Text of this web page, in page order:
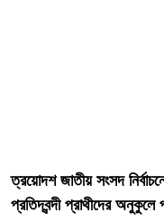
ত্রয়োদশ জাতীয় সংসদ
প্রতিদ্বন্দী প্রাথীদের অনুকুলে